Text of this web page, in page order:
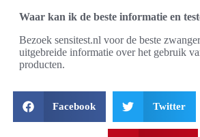
Waar kan ik de beste informatie en
Bezoek sensitest.nl voor de beste
uitgebreide informatie over het gebruik
producten.
Facebook Twitter